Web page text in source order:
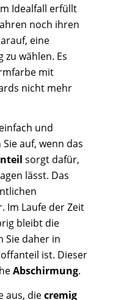
Idealfall erfüllt
noch ihren
eine
wählen. Es
mit
nicht mehr
und
Sie auf, wenn das
sorgt dafür,
lässt. Das
Im Laufe der Zeit
bleibt die
Sie daher in
ist. Dieser
Abschirmung.
aus, diecremig